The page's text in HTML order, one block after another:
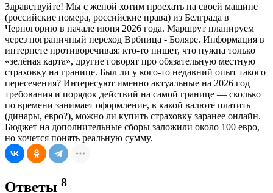
Здравствуйте! Мы с женой хотим проехать на своей машине
(российские номера, российские права) из Белграда в
Черногорию в начале июня 2026 года. Маршрут планируем
через пограничный переход Врбница - Боляре. Информация в
интернете противоречивая: кто-то пишет, что нужна только
«зелёная карта», другие говорят про обязательную местную
страховку на границе. Был ли у кого-то недавний опыт такого
пересечения? Интересуют именно актуальные на 2026 год
требования и порядок действий на самой границе — сколько
по времени занимает оформление, в какой валюте платить
(динары, евро?), можно ли купить страховку заранее онлайн.
Бюджет на дополнительные сборы заложили около 100 евро,
но хочется понять реальную сумму.
Ответы 8